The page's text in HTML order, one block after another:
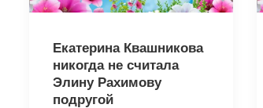
Екатерина Квашникова
никогда не считала
Элину Рахимову
подругой